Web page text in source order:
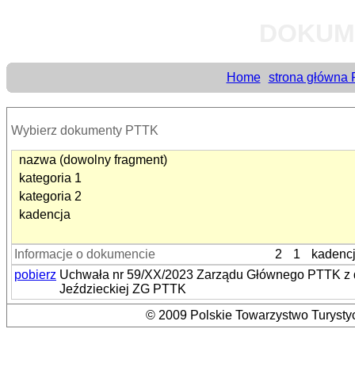
Home strona główna
Wybierz dokumenty PTTK
nazwa (dowolny fragment)
kategoria 1
kategoria 2
kadencja
Informacje o dokumencie 2 1
pobierz Uchwała nr 59/XX/2023 Zarządu Głównego PTTK
Jeździeckiej ZG PTTK
© 2009 Polskie Towarzystwo